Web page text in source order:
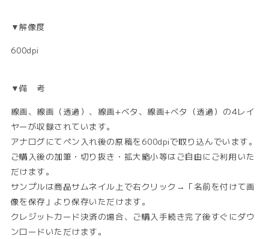
▼解像度
600dpi
▼備 考
線画、線画（透過）、線画+ベタ、線画+ベタ（透過）の4レイ
ヤーが収録されています。
アナログにてペン入れ後の原稿を600dpiで取り込んでいます。
ご購入後の加筆・切り抜き・拡大縮小等はご自由にご利用いた
だけます。
サンプルは商品サムネイル上で右クリック→「名前を付けて画
像を保存」より保存いただけます。
クレジットカード決済の場合、ご購入手続き完了後すぐにダウ
ンロードいただけます。